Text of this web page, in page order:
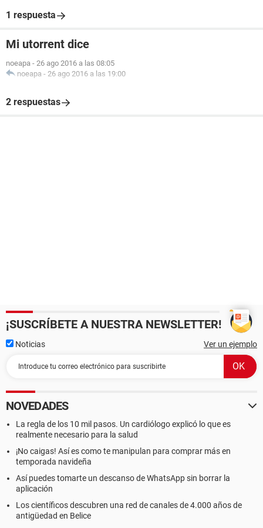
1 respuesta
Mi utorrent dice
noeapa - 26 ago 2016 a las 08:05
noeapa - 26 ago 2016 a las 19:00
2 respuestas
¡SUSCRÍBETE A NUESTRA NEWSLETTER!
Noticias Ver un ejemplo
NOVEDADES
La regla de los 10 mil pasos. Un cardiólogo explicó lo que es
realmente necesario para la salud
¡No caigas! Así es como te manipulan para comprar más en
temporada navideña
Así puedes tomarte un descanso de WhatsApp sin borrar la
aplicación
Los científicos descubren una red de canales de 4.000 años de
antigüedad en Belice